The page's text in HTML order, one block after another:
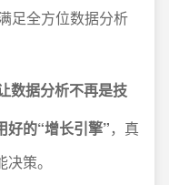
足全方位数据分析
数据分析不再是技
好的“增长引擎”，真
策。